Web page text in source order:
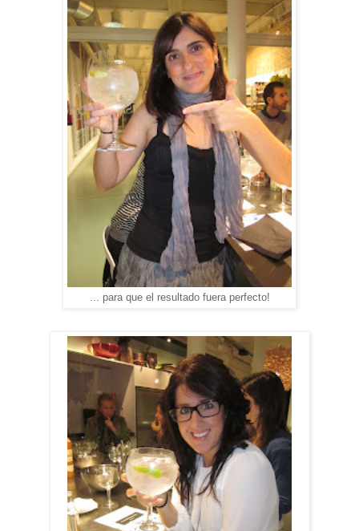
... para que el resultado fuera perfecto!